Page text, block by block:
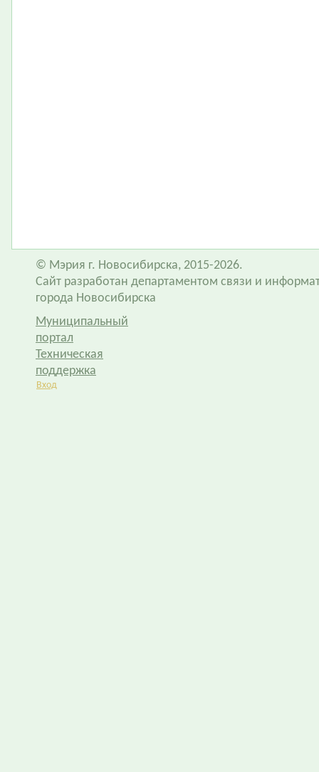
© Мэрия г. Новосибирска, 2015-2026.
Сайт разработан департаментом связи и
города Новосибирска
Муниципальный
портал
Техническая
поддержка
Вход